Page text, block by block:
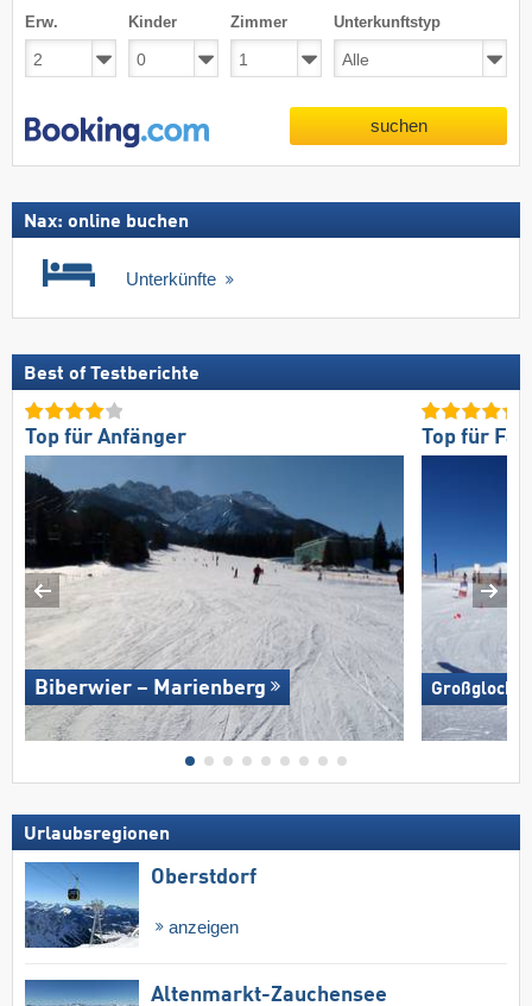
Erw. Kinder Zimmer Unterkunftstyp
suchen
Nax: online buchen
Unterkünfte
Best of Testberichte
Top für Anfänger
Biberwier – Marienberg
Top für
Urlaubsregionen
Oberstdorf
anzeigen
Altenmarkt-Zauchensee